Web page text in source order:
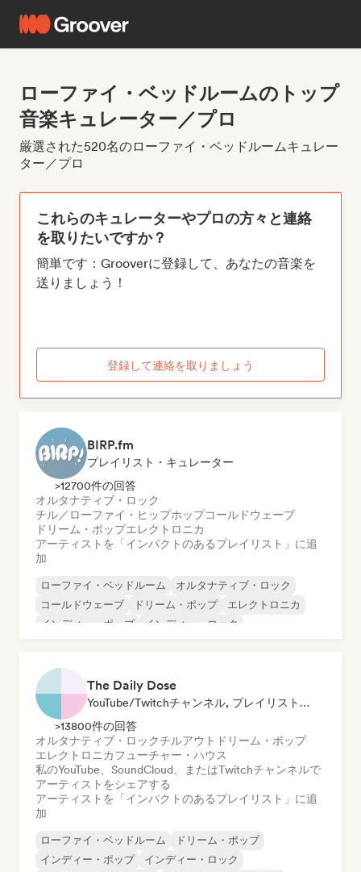
ローファイ・ベッドルームのトップ
音楽キュレーター／プロ
厳選された520名のローファイ・ベッドルームキュレー
ター／プロ
これらのキュレーターやプロの方々と連絡
を取りたいですか？
簡単です：Grooverに登録して、あなたの音楽を
送りましょう！
登録して連絡を取りましょう
BIRP.fm
プレイリスト・キュレーター
>12700件の回答
オルタナティブ・ロック
チル／ローファイ・ヒップホップコールドウェーブ
ドリーム・ポップエレクトロニカ
アーティストを「インパクトのあるプレイリスト」に追
加
ローファイ・ベッドルーム
オルタナティブ・ロック
コールドウェーブ
ドリーム・ポップ
エレクトロニカ
インディー・ポップ
インディー・ロック
The Daily Dose
YouTube/Twitchチャンネル, プレイリスト・キュレーター
>13800件の回答
オルタナティブ・ロックチルアウト ドリーム・ポップ
エレクトロニカフューチャー・ハウス
私のYouTube、SoundCloud、またはTwitchチャンネルで
アーティストをシェアする
アーティストを「インパクトのあるプレイリスト」に追
加
ローファイ・ベッドルーム
ドリーム・ポップ
インディー・ポップ
インディー・ロック